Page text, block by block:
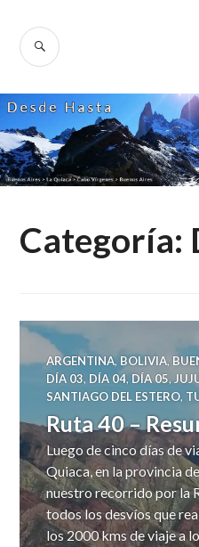
content
SEARCH
Categoría:
ARGENTINA,BOLIVIA,
DÍA 03, DÍA 04,DÍA 05,
SANTIAGO DEL ESTERO,
Ruta 40 –
Luego de cinco días de
Quiaca, en la provincia
nuestro recorrido por la
todos los desvíos que
los 2000 kms de viaje a